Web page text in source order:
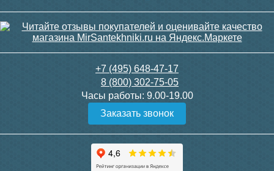
+7 (495) 648-47-17
8 (800) 302-75-05
Часы работы: 9.00-19.00
Заказать звонок